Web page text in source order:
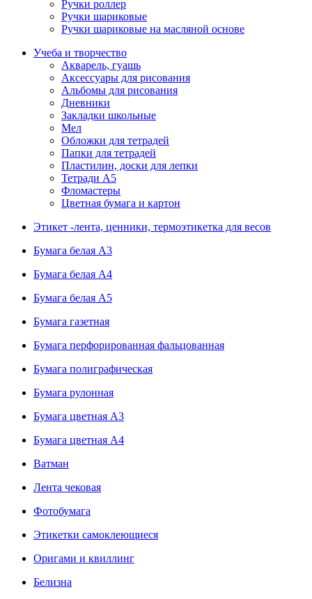
Ручки роллер
Ручки шариковые
Ручки шариковые на масляной основе
Учеба и творчество
Акварель, гуашь
Аксессуары для рисования
Альбомы для рисования
Дневники
Закладки школьные
Мел
Обложки для тетрадей
Папки для тетрадей
Пластилин, доски для лепки
Тетради А5
Фломастеры
Цветная бумага и картон
Этикет -лента, ценники, термоэтикетка для весов
Бумага белая А3
Бумага белая А4
Бумага белая А5
Бумага газетная
Бумага перфорированная фальцованная
Бумага полиграфическая
Бумага рулонная
Бумага цветная А3
Бумага цветная А4
Ватман
Лента чековая
Фотобумага
Этикетки самоклеющиеся
Оригами и квиллинг
Белизна